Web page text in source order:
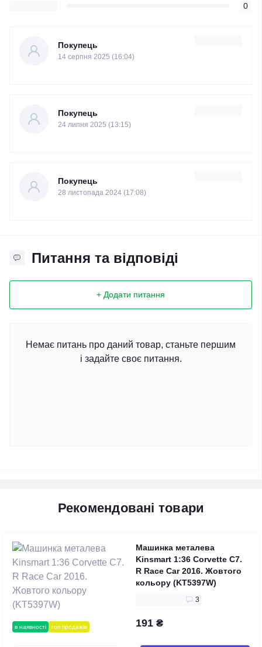
0
Покупець
14 серпня 2025 (16:04)
Покупець
24 липня 2025 (13:15)
Покупець
28 листопада 2024 (17:08)
Питання та відповіді
+ Додати питання
Немає питань про даний товар, станьте першим
і задайте своє питання.
Рекомендовані товари
в наявності топ продажів
Машинка металева
Kinsmart 1:36 Corvette C7.
R Race Car 2016. Жовтого
кольору (KT5397W)
3
191 ₴